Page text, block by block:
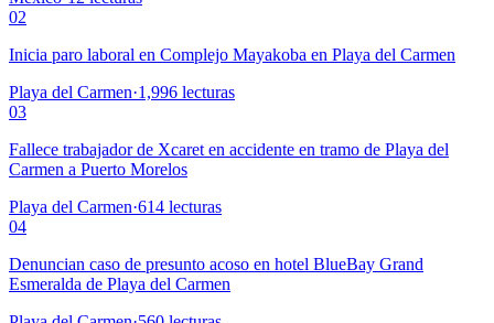
02
Inicia paro laboral en Complejo Mayakoba en Playa del Carmen
Playa del Carmen·1,996 lecturas
03
Fallece trabajador de Xcaret en accidente en tramo de Playa del
Carmen a Puerto Morelos
Playa del Carmen·614 lecturas
04
Denuncian caso de presunto acoso en hotel BlueBay Grand
Esmeralda de Playa del Carmen